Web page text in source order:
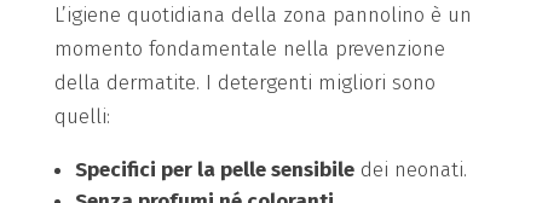
L’igiene quotidiana della zona pannolino è un
momento fondamentale nella prevenzione
della dermatite. I detergenti migliori sono
quelli:
Specifici per la pelle sensibiledei neonati.